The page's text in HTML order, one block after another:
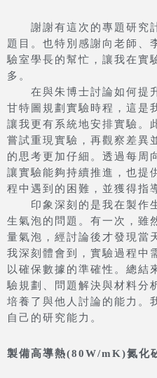
謝謝有這次的專題研究計
題目。也特別感謝向老師、
驗室學長的幫忙，讓我在實
多。
在與朱博士討論如何提升
甘特圖規劃實驗時程，這是
讓我更有系統地安排實驗。
嘗試重現實驗，再觀察差異
的思考更加仔細。透過每周
讓實驗能夠持續推進，也提
程中遇到的困難，並獲得指
印象深刻的是我在製作生
生氣泡的問題。有一次，雖
量氣泡，經討論後才發現當
我深刻體會到，實驗過程中
以確保數據的準確性。總結
驗規劃、問題解決與材料分
培養了與他人討論的能力。
自己的研究能力。
製備高導熱(80W/mK)氮化